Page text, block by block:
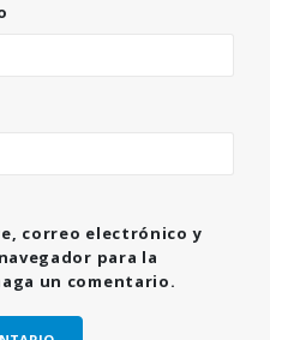
correo electrónico y
para la
un comentario.